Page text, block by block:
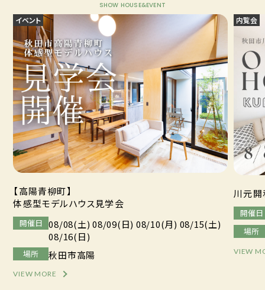
SHOW HOUSE&EVENT
イベント
【高陽青柳町】
体感型モデルハウス見学会
開催日
08/08(土) 08/09(日) 08/10(月) 08/15(土)
08/16(日)
場所 秋田市高陽
VIEW MORE
内覧会
川元
開催日
場所
VIEW